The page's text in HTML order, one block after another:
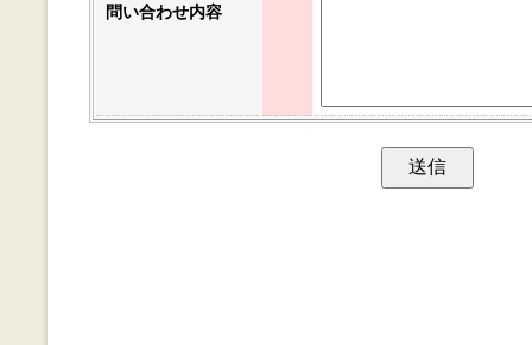
問い合わせ内容